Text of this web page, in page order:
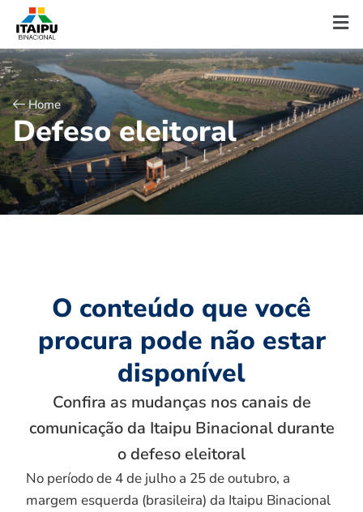
Home
Defeso eleitoral
O conteúdo que você
procura pode não estar
disponível
Confira as mudanças nos canais de
comunicação da Itaipu Binacional durante
o defeso eleitoral
No período de 4 de julho a 25 de outubro, a
margem esquerda (brasileira) da Itaipu Binacional